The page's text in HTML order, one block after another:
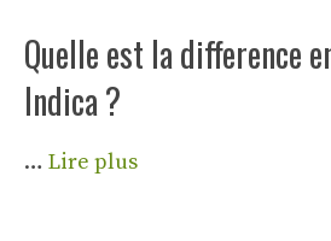
Quelle est la difference
Indica ?
… Lire plus